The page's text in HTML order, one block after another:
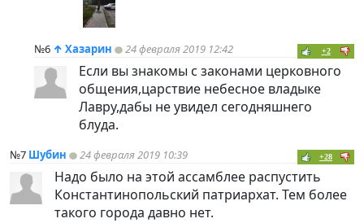
№6 ↑ Хазарин 24 февраля 2019 12:42 +2
Если вы знакомы с законами церковного
общения,царствие небесное владыке
Лавру,дабы не увидел сегодняшнего
блуда.
№7 Шубин 24 февраля 2019 10:39 +28
Надо было на этой ассамблее распустить
Константинопольский патриархат. Тем более
такого города давно нет.